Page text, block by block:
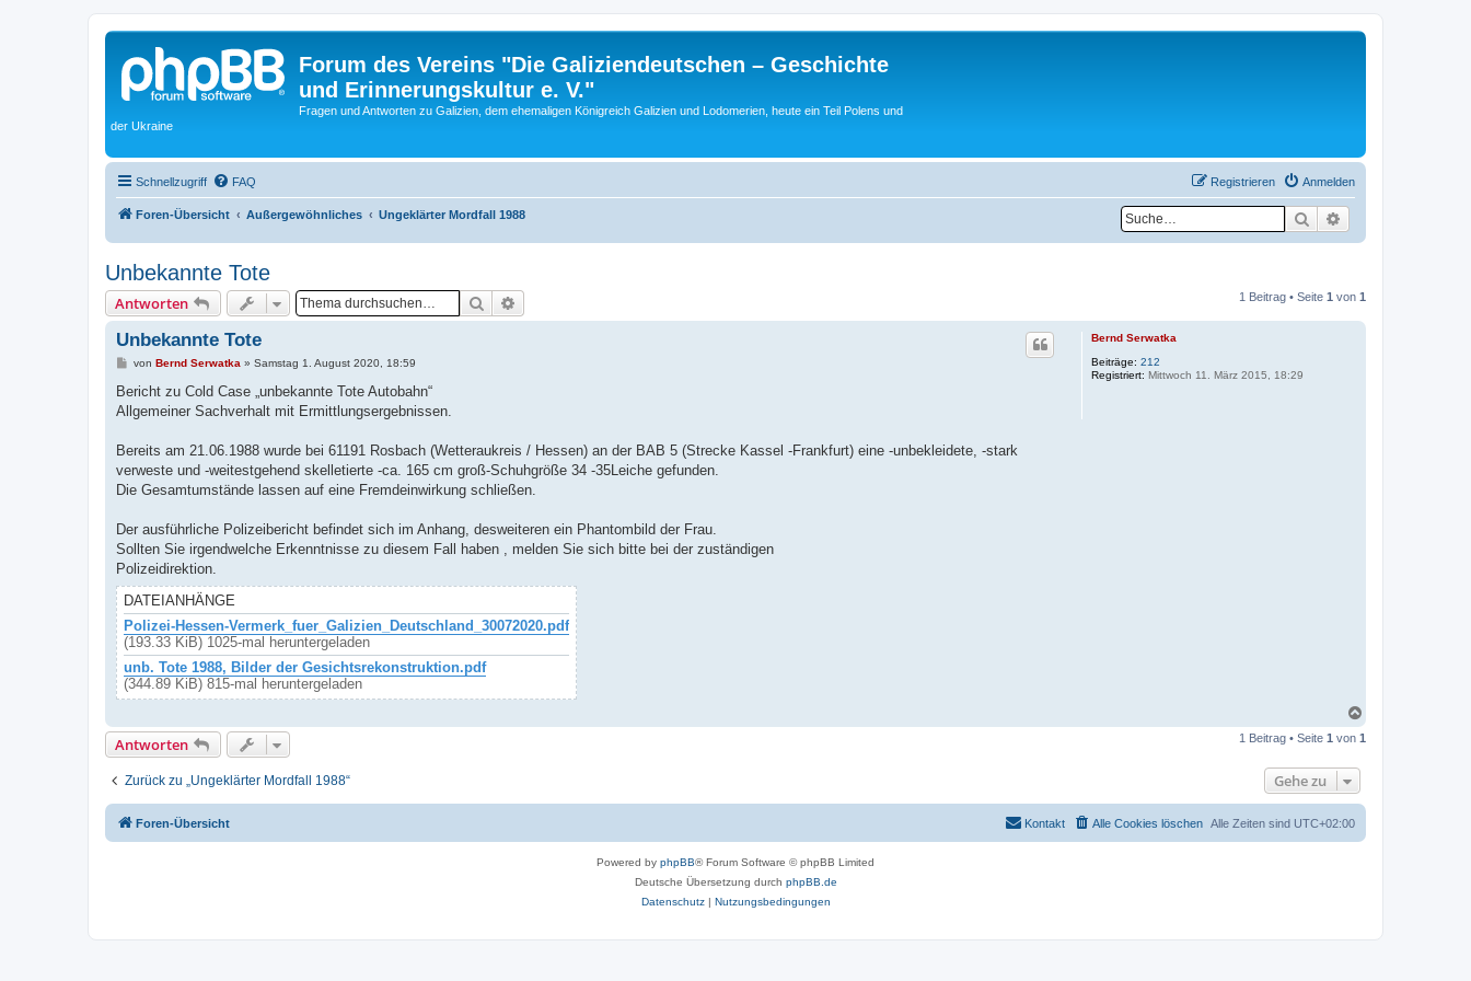
Forum des Vereins "Die Galiziendeutschen – Geschichte
und Erinnerungskultur e. V."
Fragen und Antworten zu Galizien, dem ehemaligen Königreich Galizien und Lodomerien, heute ein Teil Polens und
der Ukraine
Schnellzugriff FAQ Anmelden
Registrieren
Foren-Übersicht Außergewöhnliches Ungeklärter Mordfall 1988 Suche
Unbekannte Tote
Antworten Suche 1 Beitrag • Seite 1 von 1
Bernd Serwatka
Beiträge: 212
Registriert: Mittwoch 11. März 2015, 18:29
Unbekannte Tote
B
i
r
von Bernd Serwatka » Samstag 1. August 2020, 18:59
Bericht zu Cold Case „unbekannte Tote Autobahn“
Allgemeiner Sachverhalt mit Ermittlungsergebnissen.
Bereits am 21.06.1988 wurde bei 61191 Rosbach (Wetteraukreis / Hessen) an der BAB 5 (Strecke Kassel -Frankfurt) eine -unbekleidete, -stark
verweste und -weitestgehend skelletierte -ca. 165 cm groß-Schuhgröße 34 -35Leiche gefunden.
Die Gesamtumstände lassen auf eine Fremdeinwirkung schließen.
Der ausführliche Polizeibericht befindet sich im Anhang, desweiteren ein Phantombild der Frau.
Sollten Sie irgendwelche Erkenntnisse zu diesem Fall haben , melden Sie sich bitte bei der zuständigen
Polizeidirektion.
DATEIANHÄNGE
Polizei-Hessen-Vermerk_fuer_Galizien_Deutschland_30072020.pdf
(193.33 KiB) 1025-mal heruntergeladen
unb. Tote 1988, Bilder der Gesichtsrekonstruktion.pdf
(344.89 KiB) 815-mal heruntergeladen
c
Antworten 1 Beitrag • Seite 1 von 1
Zurück zu „Ungeklärter Mordfall 1988“ Gehe zu
Foren-Übersicht Alle Zeiten sind UTC+02:00
Alle Cookies löschen
Kontakt
Powered by phpBB® Forum Software © phpBB Limited
Deutsche Übersetzung durch phpBB.de
Datenschutz| Nutzungsbedingungen